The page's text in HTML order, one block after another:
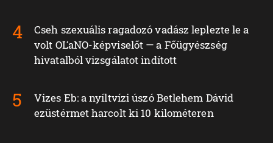
Cseh szexuális ragadozó vadász leplezte le a
volt OĽaNO-képviselőt — a Főügyészség
hivatalból vizsgálatot indított
Vizes Eb: a nyíltvízi úszó Betlehem Dávid
ezüstérmet harcolt ki 10 kilométeren